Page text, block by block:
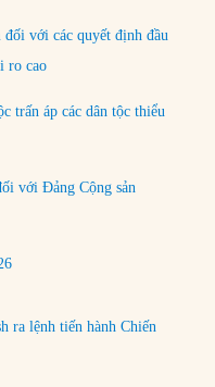
với các quyết định đầu
ro cao
trấn áp các dân tộc thiểu
với Đảng Cộng sản
ra lệnh tiến hành Chiến